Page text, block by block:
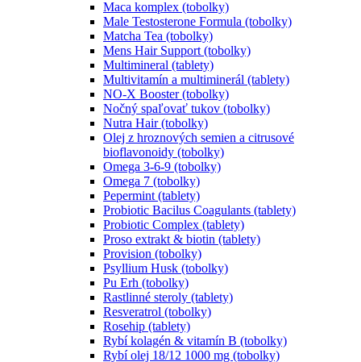
Maca komplex (tobolky)
Male Testosterone Formula (tobolky)
Matcha Tea (tobolky)
Mens Hair Support (tobolky)
Multimineral (tablety)
Multivitamín a multiminerál (tablety)
NO-X Booster (tobolky)
Nočný spaľovať tukov (tobolky)
Nutra Hair (tobolky)
Olej z hroznových semien a citrusové
bioflavonoidy (tobolky)
Omega 3-6-9 (tobolky)
Omega 7 (tobolky)
Pepermint (tablety)
Probiotic Bacilus Coagulants (tablety)
Probiotic Complex (tablety)
Proso extrakt & biotin (tablety)
Provision (tobolky)
Psyllium Husk (tobolky)
Pu Erh (tobolky)
Rastlinné steroly (tablety)
Resveratrol (tobolky)
Rosehip (tablety)
Rybí kolagén & vitamín B (tobolky)
Rybí olej 18/12 1000 mg (tobolky)